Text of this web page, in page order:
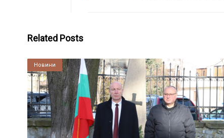
Related Posts
Култура
Новини